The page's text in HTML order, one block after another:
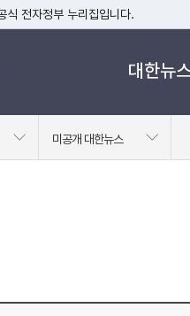
식 전자정부 누리집입니다.
기
리집은 대한민국 정부기관이 관리하
대한뉴
미공개 대한뉴스